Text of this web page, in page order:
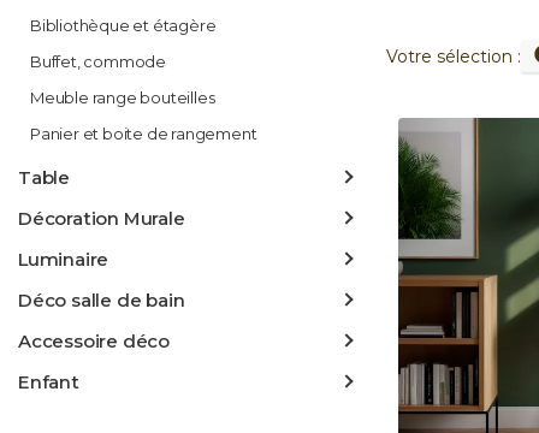
Bibliothèque et étagère
Buffet, commode
Meuble range bouteilles
Panier et boite de rangement
Table
Décoration Murale
Luminaire
Déco salle de bain
Accessoire déco
Enfant
Votre sélection :